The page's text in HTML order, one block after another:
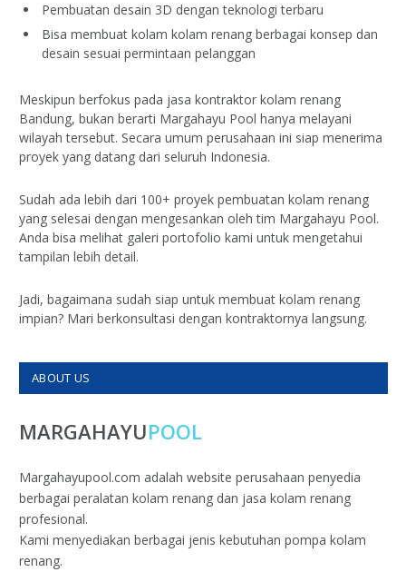
Pembuatan desain 3D dengan teknologi terbaru
Bisa membuat kolam kolam renang berbagai konsep dan
desain sesuai permintaan pelanggan
Meskipun berfokus pada jasa kontraktor kolam renang
Bandung, bukan berarti Margahayu Pool hanya melayani
wilayah tersebut. Secara umum perusahaan ini siap menerima
proyek yang datang dari seluruh Indonesia.
Sudah ada lebih dari 100+ proyek pembuatan kolam renang
yang selesai dengan mengesankan oleh tim Margahayu Pool.
Anda bisa melihat galeri portofolio kami untuk mengetahui
tampilan lebih detail.
Jadi, bagaimana sudah siap untuk membuat kolam renang
impian? Mari berkonsultasi dengan kontraktornya langsung.
ABOUT US
MARGAHAYUPOOL
Margahayupool.com adalah website perusahaan penyedia
berbagai peralatan kolam renang dan jasa kolam renang
profesional.
Kami menyediakan berbagai jenis kebutuhan pompa kolam
renang.